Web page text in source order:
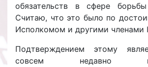
обязательств в сфере
Считаю, что это было по
Исполкомом и другими членами
Подтверждением этому
совсем недавно